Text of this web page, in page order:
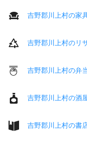
吉野郡川上村の家
吉野郡川上村のリ
吉野郡川上村の弁
吉野郡川上村の酒
吉野郡川上村の書